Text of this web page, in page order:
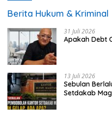
Berita Hukum & Kriminal
31 Juli 2026
Apakah Debt
13 Juli 2026
Sebulan
Setdakab